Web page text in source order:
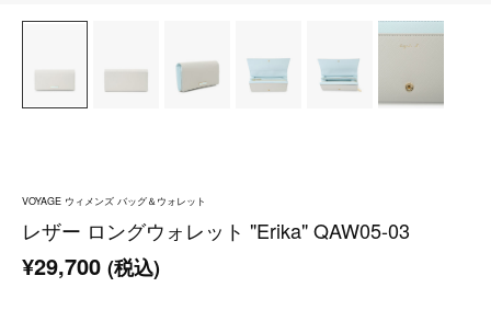
VOYAGE ウィメンズ バッグ＆ウォレット
レザー ロングウォレット "Erika" QAW05-03
¥29,700 (税込)